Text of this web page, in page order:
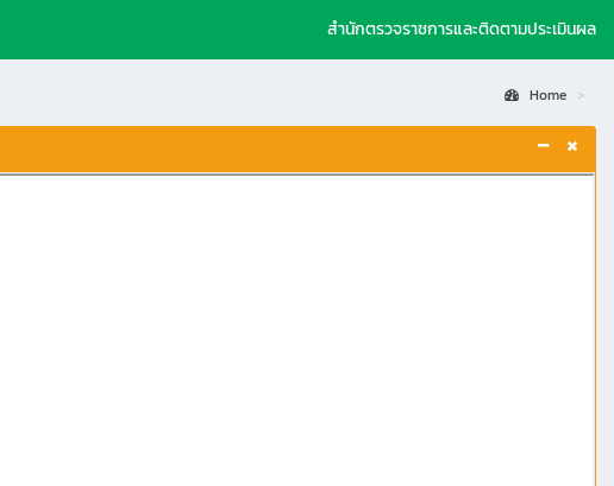
สำนักตรวจราชการและติดตามประเมินผล
Home